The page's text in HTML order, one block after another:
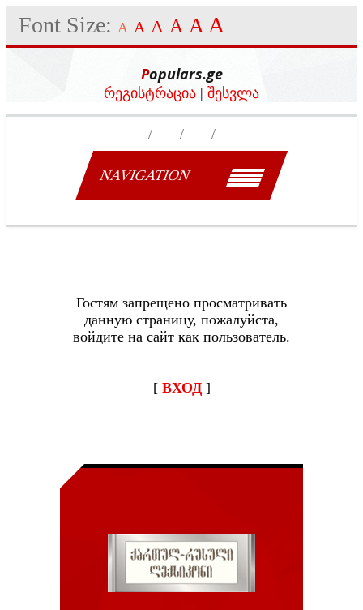
Font Size: A A A A A A
Populars.ge
რეგისტრაცია | შესვლა
NAVIGATION
Гостям запрещено просматривать
данную страницу, пожалуйста,
войдите на сайт как пользователь.
[ ВХОД]